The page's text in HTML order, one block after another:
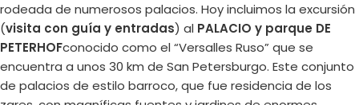
rodeada de numerosos palacios. Hoy incluimos la excursión
(visita con guía y entradas) al PALACIO y parque DE
PETERHOFconocido como el “Versalles Ruso” que se
encuentra a unos 30 km de San Petersburgo. Este conjunto
de palacios de estilo barroco, que fue residencia de los